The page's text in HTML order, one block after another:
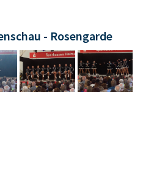
- Rosengarde